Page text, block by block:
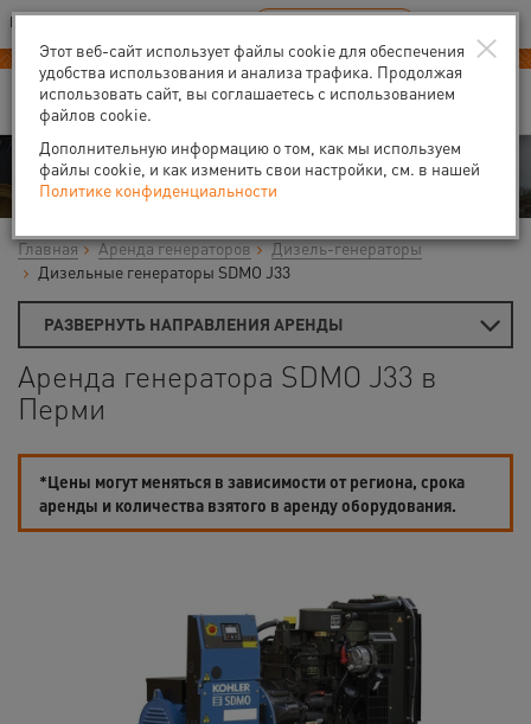
Ваш город:Пермь
В Вашем регионе нет наших офисов RU EN
Аренда
Главная Аренда генераторов
Дизель-генераторы
Дизельные генераторы SDMO J33
РАЗВЕРНУТЬ НАПРАВЛЕНИЯ АРЕНДЫ
Аренда генератора SDMO J33 в
Перми
*Цены могут меняться в зависимости от региона, срока
аренды и количества взятого в аренду оборудования.
×
Этот веб-сайт использует файлы cookie для обеспечения
удобства использования и анализа трафика. Продолжая
использовать сайт, вы соглашаетесь с использованием
файлов cookie.
Дополнительную информацию о том, как мы используем
файлы cookie, и как изменить свои настройки, см. в нашей
Политике конфиденциальности